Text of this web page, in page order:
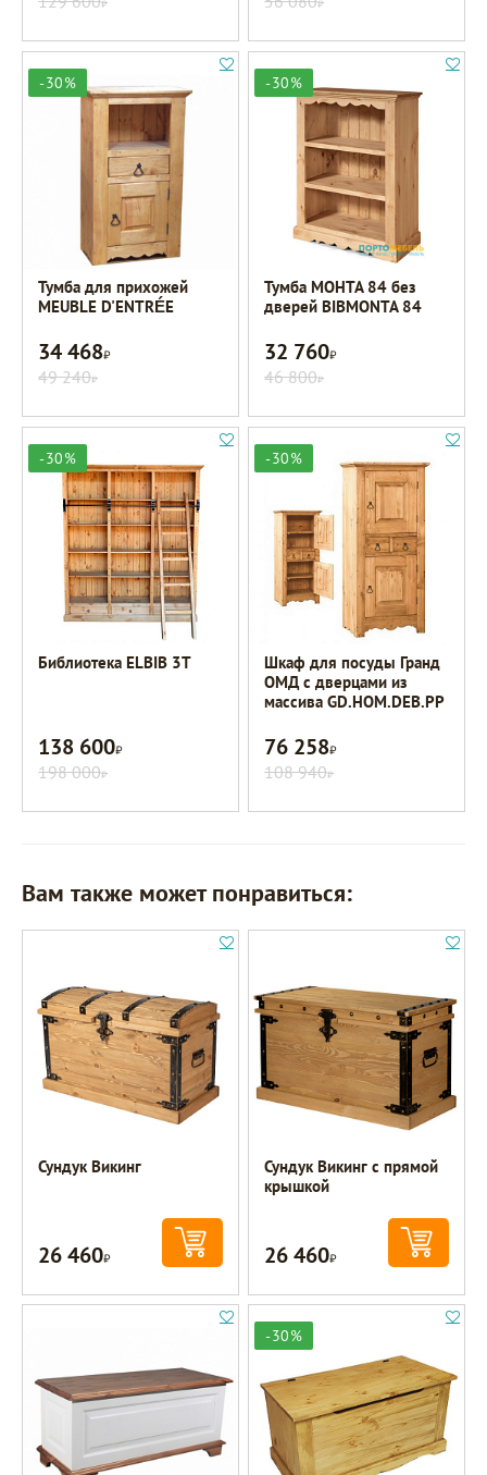
-30%
Тумба для прихожей
MEUBLE D'ENTRÉE
34 468Р
49 240Р
-30%
Тумба МОНТА 84 без
дверей BIBMONTA 84
32 760Р
46 800Р
-30%
Библиотека ELBIB 3Т
138 600Р
198 000Р
-30%
Шкаф для посуды Гранд
ОМД с дверцами из
массива GD.HOM.DEB.PP
76 258Р
108 940Р
Вам также может понравиться:
Сундук Викинг
26 460Р
Сундук Викинг с прямой
крышкой
26 460Р
-30%